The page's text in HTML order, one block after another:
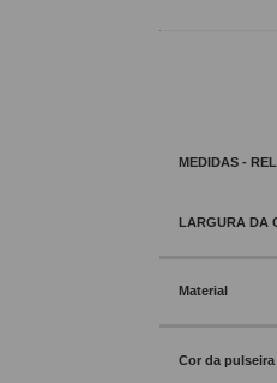
MEDIDAS -
LARGURA DA
Material
Cor da pulseira